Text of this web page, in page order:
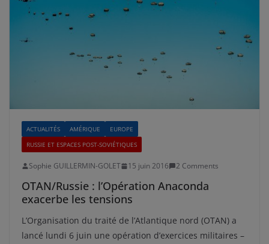
ACTUALITÉS AMÉRIQUE
EUROPE
RUSSIE ET ESPACES POST-SOVIÉTIQUES
Sophie GUILLERMIN-GOLET 15 juin 2016 2 Comments
OTAN/Russie : l’Opération Anaconda
exacerbe les tensions
L’Organisation du traité de l’Atlantique nord (OTAN) a
lancé lundi 6 juin une opération d’exercices militaires –